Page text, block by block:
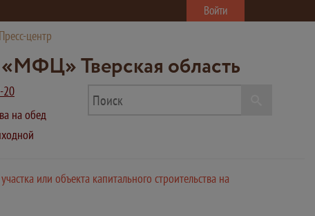
Войти
Пресс-центр
Тверская область
20
на обед
или объекта капитального строительства на